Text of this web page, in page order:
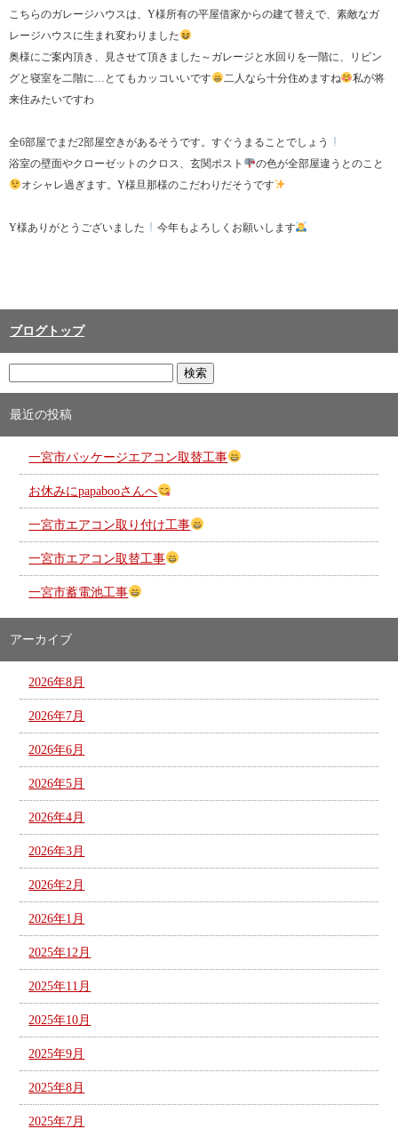
こちらのガレージハウスは、Y様所有の平屋借家からの建て替えで、素敵なガ
レージハウスに生まれ変わりました
奥様にご案内頂き、見させて頂きました～ガレージと水回りを一階に、リビン
グと寝室を二階に…とてもカッコいいです
二人なら十分住めますね
私が将
来住みたいですわ
全6部屋でまだ2部屋空きがあるそうです。すぐうまることでしょう
浴室の壁面やクローゼットのクロス、玄関ポスト
の色が全部屋違うとのこと
オシャレ過ぎます。Y様旦那様のこだわりだそうです
Y様ありがとうございました 今年もよろしくお願いします
ブログトップ
最近の投稿
一宮市パッケージエアコン取替工事
お休みにpapabooさんへ
一宮市エアコン取り付け工事
一宮市エアコン取替工事
一宮市蓄電池工事
アーカイブ
2026年8月
2026年7月
2026年6月
2026年5月
2026年4月
2026年3月
2026年2月
2026年1月
2025年12月
2025年11月
2025年10月
2025年9月
2025年8月
2025年7月